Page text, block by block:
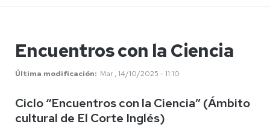
Encuentros con la Ciencia
Última modificación Mar , 14/10/2025 - 11:10
Ciclo “Encuentros con la Ciencia” (Ámbito
cultural de El Corte Inglés)